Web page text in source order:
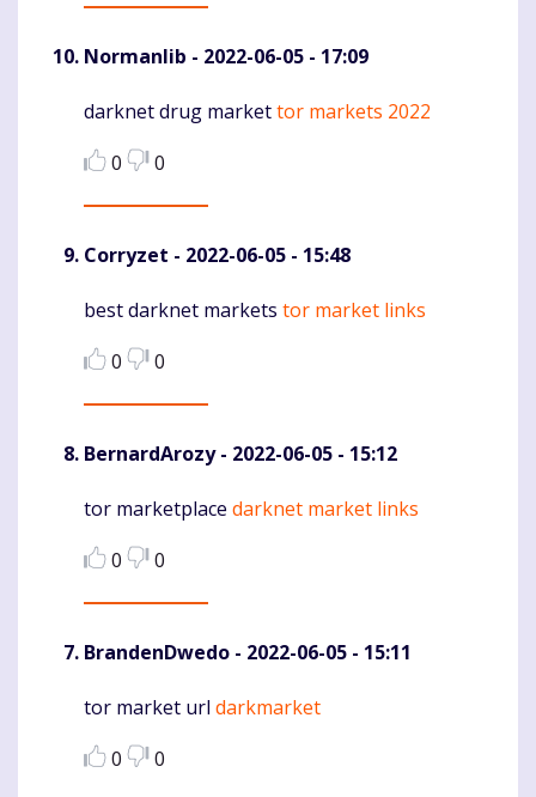
Normanlib - 2022-06-05 - 17:09
Komentaras
darknet drug markettor markets 2022
0
0
Corryzet - 2022-06-05 - 15:48
Komentaras
best darknet markets tor market links
0
0
BernardArozy- 2022-06-05 - 15:12
Komentaras
tor marketplace darknet market links
0
0
BrandenDwedo - 2022-06-05 - 15:11
Komentaras
tor market url darkmarket
0
0